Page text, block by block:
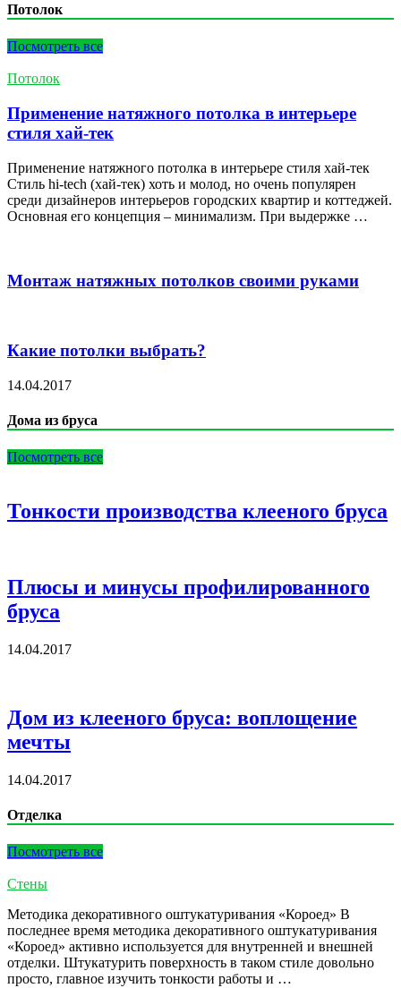
Потолок
Посмотреть все
Потолок
Применение натяжного потолка в интерьере
стиля хай-тек
Применение натяжного потолка в интерьере стиля хай-тек
Стиль hi-tech (хай-тек) хоть и молод, но очень популярен
среди дизайнеров интерьеров городских квартир и коттеджей.
Основная его концепция – минимализм. При выдержке …
Монтаж натяжных потолков своими руками
Какие потолки выбрать?
14.04.2017
Дома из бруса
Посмотреть все
Тонкости производства клееного бруса
Плюсы и минусы профилированного
бруса
14.04.2017
Дом из клееного бруса: воплощение
мечты
14.04.2017
Отделка
Посмотреть все
Стены
Методика декоративного оштукатуривания «Короед» В
последнее время методика декоративного оштукатуривания
«Короед» активно используется для внутренней и внешней
отделки. Штукатурить поверхность в таком стиле довольно
просто, главное изучить тонкости работы и …